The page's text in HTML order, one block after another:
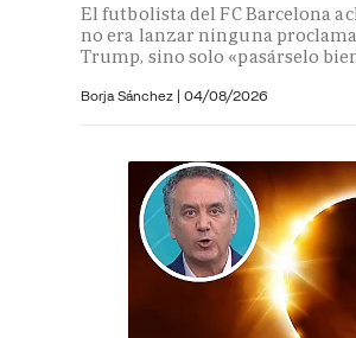
El futbolista del FC Barcelona
no era lanzar ninguna
Trump, sino solo «pasárselo
Borja Sánchez | 04/08/2026